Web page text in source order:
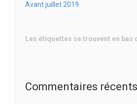
Avant juillet 2019
Les étiquettes se trouvent en bas
Commentaires récents